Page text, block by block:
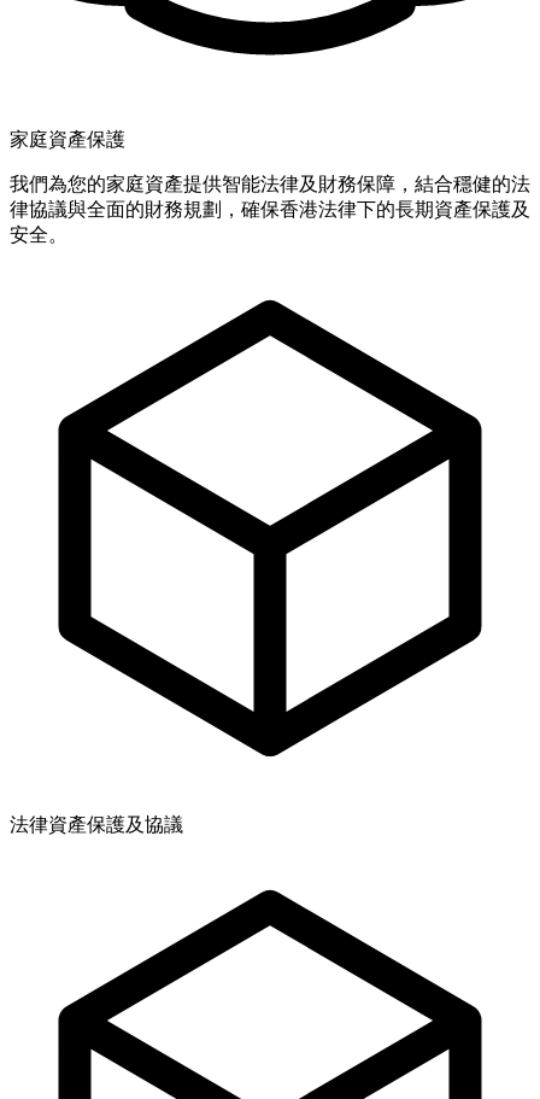
家庭資產保護
我們為您的家庭資產提供智能法律及財務保障，結合穩健的法
律協議與全面的財務規劃，確保香港法律下的長期資產保護及
安全。
法律資產保護及協議